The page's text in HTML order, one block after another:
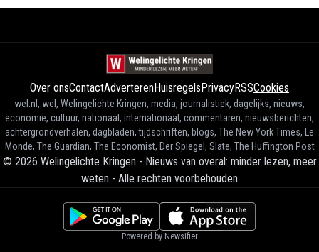
Over onsContactAdverterenHuisregels PrivacyRSSCookies
wel.nl, wel, Welingelichte Kringen, media, journalistiek, dagelijks, nieuws,
economie, cultuur, nationaal, internationaal, commentaren, nieuwsberichten,
achtergrondverhalen, dagbladen, tijdschriften, blogs, The New York Times, Le
Monde, The Guardian, The Economist, Der Spiegel, Slate, The Huffington Post
© 2026 Welingelichte Kringen - Nieuws van overal: minder lezen, meer
weten - Alle rechten voorbehouden
Powered by Newsifier